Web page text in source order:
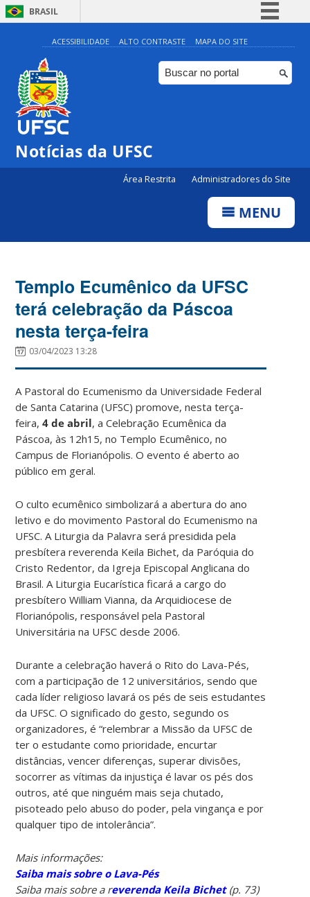
BRASIL
Simplifique!
Comunica BR
Participe
ACESSIBILIDADE ALTO CONTRASTE MAPA DO SITE
Notícias da UFSC
Área Restrita Administradores do Site
MENU
Templo Ecumênico da UFSC
terá celebração da Páscoa
nesta terça-feira
03/04/2023 13:28
A Pastoral do Ecumenismo da Universidade Federal
de Santa Catarina (UFSC) promove, nesta terça-
feira,4 de abril, a Celebração Ecumênica da
Páscoa, às 12h15, no Templo Ecumênico, no
Campus de Florianópolis. O evento é aberto ao
público em geral.
O culto ecumênico simbolizará a abertura do ano
letivo e do movimento Pastoral do Ecumenismo na
UFSC. A Liturgia da Palavra será presidida pela
presbítera reverenda Keila Bichet, da Paróquia do
Cristo Redentor, da Igreja Episcopal Anglicana do
Brasil. A Liturgia Eucarística ficará a cargo do
presbítero William Vianna, da Arquidiocese de
Florianópolis, responsável pela Pastoral
Universitária na UFSC desde 2006.
Durante a celebração haverá o Rito do Lava-Pés,
com a participação de 12 universitários, sendo que
cada líder religioso lavará os pés de seis estudantes
da UFSC. O significado do gesto, segundo os
organizadores, é “relembrar a Missão da UFSC de
ter o estudante como prioridade, encurtar
distâncias, vencer diferenças, superar divisões,
socorrer as vítimas da injustiça é lavar os pés dos
outros, até que ninguém mais seja chutado,
pisoteado pelo abuso do poder, pela vingança e por
qualquer tipo de intolerância”.
Mais informações:
Saiba mais sobre o Lava-Pés
Saiba mais sobre a reverenda Keila Bichet(p. 73)